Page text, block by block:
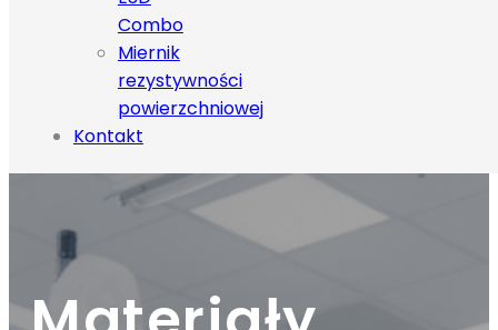
Combo
Miernik
rezystywności
powierzchniowej
Kontakt